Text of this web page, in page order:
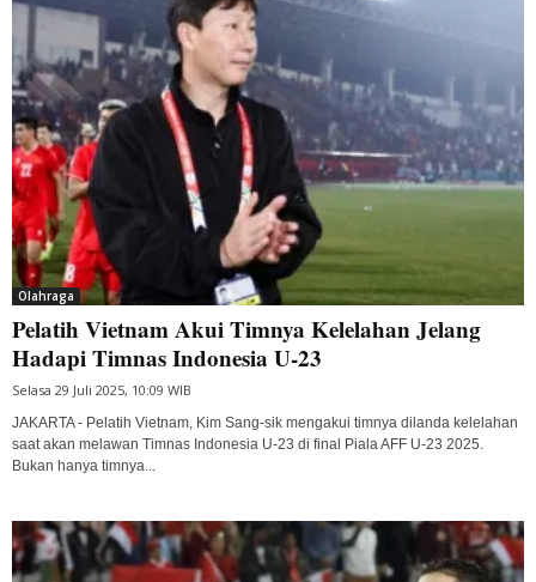
Olahraga
Pelatih Vietnam Akui Timnya Kelelahan Jelang
Hadapi Timnas Indonesia U-23
Selasa 29 Juli 2025, 10:09 WIB
JAKARTA - Pelatih Vietnam, Kim Sang-sik mengakui timnya dilanda kelelahan
saat akan melawan Timnas Indonesia U-23 di final Piala AFF U-23 2025.
Bukan hanya timnya...